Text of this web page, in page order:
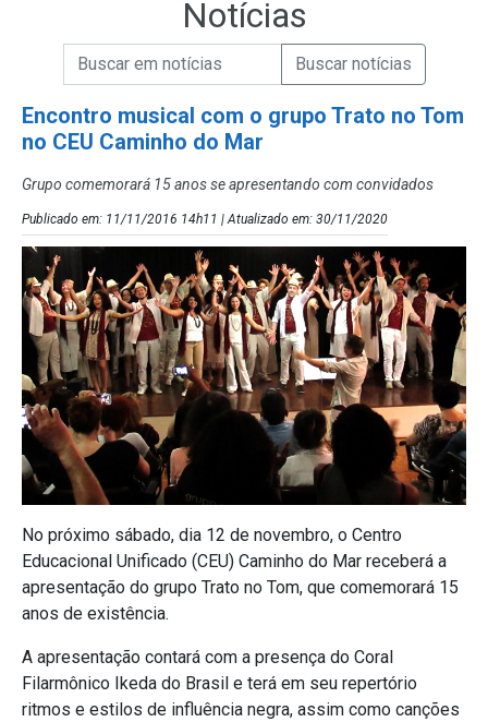
Notícias
Campo de Busca de Notícias
Campo de Busca de informaçõesEnviar a Busca de Notícias
Encontro musical com o grupo Trato no Tom
no CEU Caminho do Mar
Grupo comemorará 15 anos se apresentando com convidados
Publicado em: 11/11/2016 14h11 | Atualizado em: 30/11/2020
No próximo sábado, dia 12 de novembro, o Centro
Educacional Unificado (CEU) Caminho do Mar receberá a
apresentação do grupo Trato no Tom, que comemorará 15
anos de existência.
A apresentação contará com a presença do Coral
Filarmônico Ikeda do Brasil e terá em seu repertório
ritmos e estilos de influência negra, assim como canções